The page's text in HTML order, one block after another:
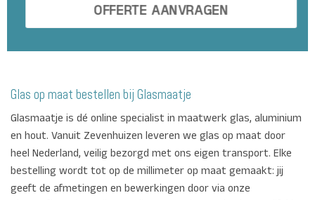
OFFERTE AANVRAGEN
Glas op maat bestellen bij Glasmaatje
Glasmaatje is dé online specialist in maatwerk glas, aluminium
en hout. Vanuit Zevenhuizen leveren we glas op maat door
heel Nederland, veilig bezorgd met ons eigen transport. Elke
bestelling wordt tot op de millimeter op maat gemaakt: jij
geeft de afmetingen en bewerkingen door via onze